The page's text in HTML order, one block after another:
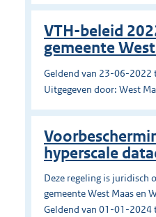
VTH-beleid
gemeente
Geldend van 23-06-2022
Uitgegeven door: West
hyperscale
Deze regeling is juridisch
gemeente West Maas en
Geldend van 01-01-2024